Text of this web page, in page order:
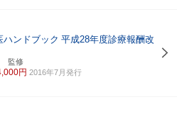
ハンドブック 平成28年度診療報酬改
監修
円 2016年7月発行